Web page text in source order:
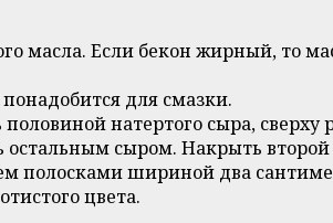
масла. Если бекон жирный, то
для смазки.
натертого сыра,
сыром. Накрыть второй
полосками шириной два
цвета.